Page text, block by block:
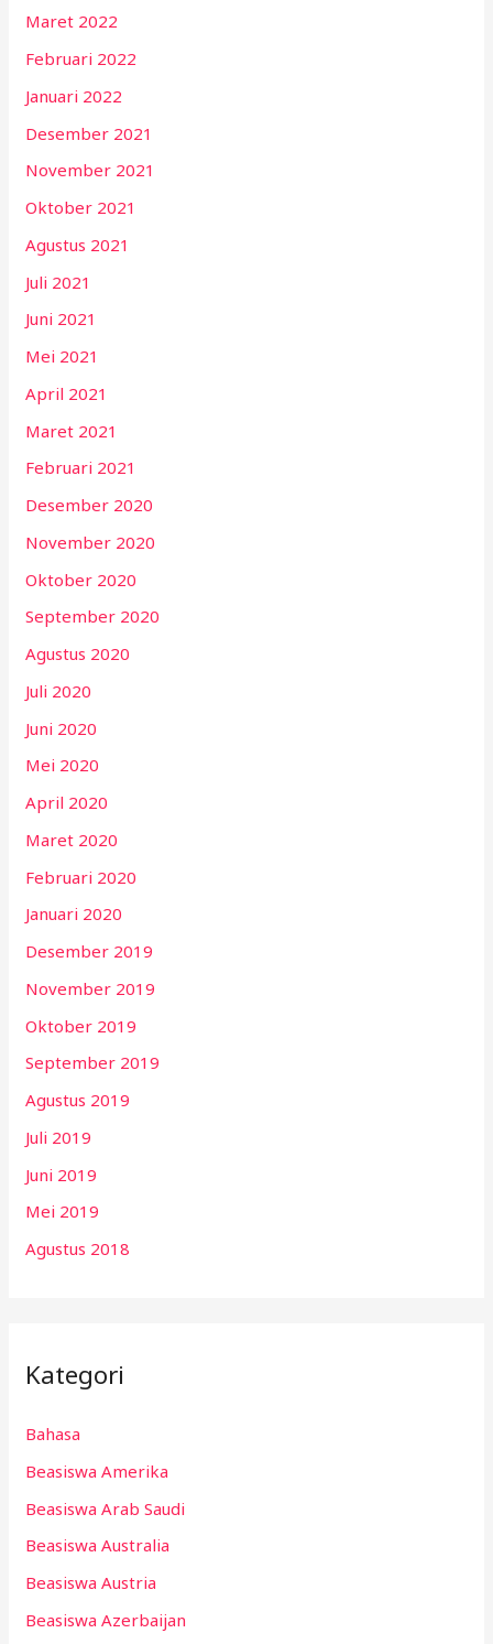
Maret 2022
Februari 2022
Januari 2022
Desember 2021
November 2021
Oktober 2021
Agustus 2021
Juli 2021
Juni 2021
Mei 2021
April 2021
Maret 2021
Februari 2021
Desember 2020
November 2020
Oktober 2020
September 2020
Agustus 2020
Juli 2020
Juni 2020
Mei 2020
April 2020
Maret 2020
Februari 2020
Januari 2020
Desember 2019
November 2019
Oktober 2019
September 2019
Agustus 2019
Juli 2019
Juni 2019
Mei 2019
Agustus 2018
Kategori
Bahasa
Beasiswa Amerika
Beasiswa Arab Saudi
Beasiswa Australia
Beasiswa Austria
Beasiswa Azerbaijan